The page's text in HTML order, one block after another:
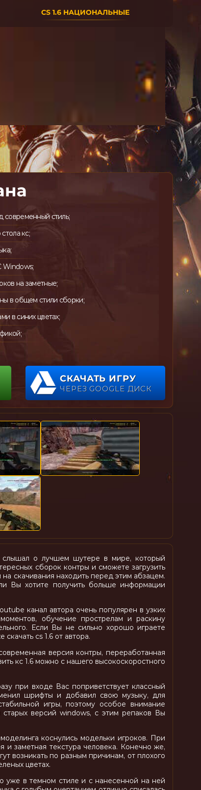
CS 1.6 НАЦИОНАЛЬНЫЕ
современный стиль;
кс;
Windows;
на заметные;
в общем стили сборки;
в синих цветах;
СКАЧАТЬ ИГРУ
ЧЕРЕЗ GOOGLE ДИСК
слышал о лучшем шутере в мире, который
сборок контры и сможете загрузить
скачивания находить перед этим абзацем.
Вы хотите получить больше информации
канал автора очень популярен в узких
обучение прострелам и раскину
Если Вы не сильно хорошо играете
cs 1.6 от автора.
версия контры, переработанная
кс 1.6 можно с нашего высокоскоростного
при входе Вас поприветствует классный
шрифты и добавил свою музыку, для
игры, поэтому особое внимание
версий windows, с этим репаков Вы
коснулись модельки игроков. При
заметная текстура человека. Конечно же,
возникать по разным причинам, от плохого
цветах.
уже в темном стиле и с нанесенной на ней